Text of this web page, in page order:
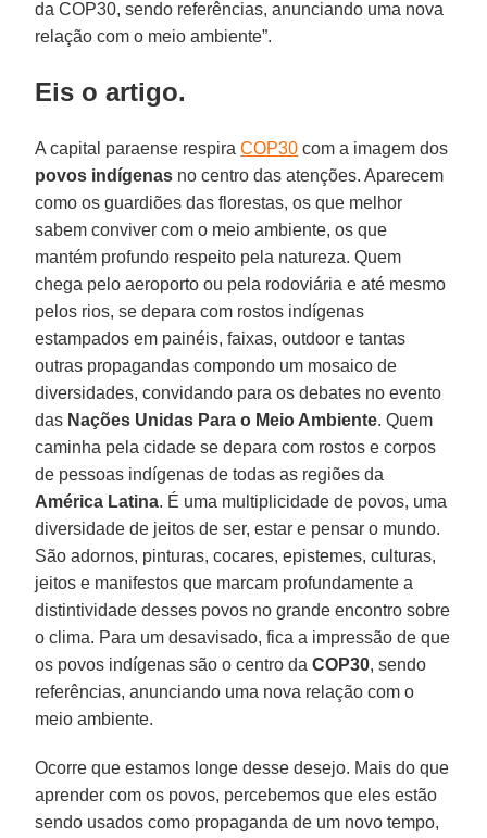
da COP30, sendo referências, anunciando uma nova
relação com o meio ambiente”.
Eis o artigo.
A capital paraense respiraCOP30 com a imagem dos
povos indígenas no centro das atenções. Aparecem
como os guardiões das florestas, os que melhor
sabem conviver com o meio ambiente, os que
mantém profundo respeito pela natureza. Quem
chega pelo aeroporto ou pela rodoviária e até mesmo
pelos rios, se depara com rostos indígenas
estampados em painéis, faixas, outdoor e tantas
outras propagandas compondo um mosaico de
diversidades, convidando para os debates no evento
das Nações Unidas Para o Meio Ambiente. Quem
caminha pela cidade se depara com rostos e corpos
de pessoas indígenas de todas as regiões da
América Latina. É uma multiplicidade de povos, uma
diversidade de jeitos de ser, estar e pensar o mundo.
São adornos, pinturas, cocares, epistemes, culturas,
jeitos e manifestos que marcam profundamente a
distintividade desses povos no grande encontro sobre
o clima. Para um desavisado, fica a impressão de que
os povos indígenas são o centro daCOP30, sendo
referências, anunciando uma nova relação com o
meio ambiente.
Ocorre que estamos longe desse desejo. Mais do que
aprender com os povos, percebemos que eles estão
sendo usados como propaganda de um novo tempo,